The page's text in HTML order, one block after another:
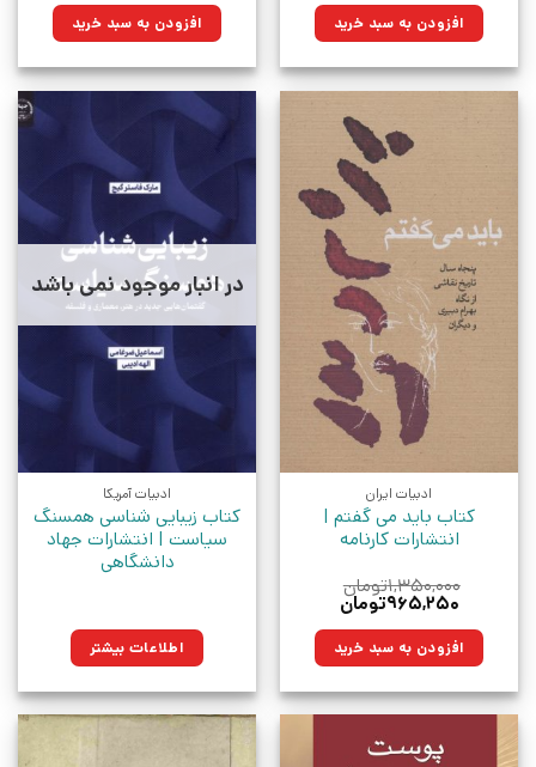
۲۵۰,۰۰۰تومان
بود.
۱۷۸,۷۵۰تومان.افزودن به سبد خرید ۳۹۸,۰۰۰تومان
بود.
۲۸۴,۵۷۰تومان.افزودن به سبد خرید
ادبیات ایران
کتاب باید می گفتم |
انتشارات کارنامه
۱,۳۵۰,۰۰۰تومان
قیمت
۱,۳۵۰,۰۰۰تومان
بود.
۹۶۵,۲۵۰تومان
۹۶۵,۲۵۰تومان.افزودن به سبد خرید
در انبار موجود نمی باشد
ادبیات آمریکا
کتاب زیبایی شناسی همسنگ
سیاست | انتشارات جهاد
دانشگاهی
اطلاعات بیشتر